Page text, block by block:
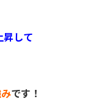
昇して
です！